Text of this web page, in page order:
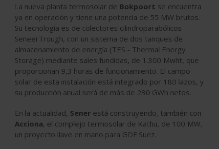
La nueva planta termosolar de Bokpoort se encuentra
ya en operación y tiene una potencia de 55 MW brutos.
Su tecnología es de colectores cilindroparabólicos
SeneerTrough, con un sistema de dos tanques de
almacenamiento de energía (TES - Thermal Energy
Storage) mediante sales fundidas, de 1.300 Mwht, que
proporcionan 9,3 horas de funcionamiento. El campo
solar de esta instalación está integrado por 180 lazos, y
su producción anual será de más de 230 GWh netos.
En la actualidad, Sener está construyendo, también con
Acciona, el complejo termosolar de Kathu, de 100 MW,
un proyecto llave en mano para GDF Suez.